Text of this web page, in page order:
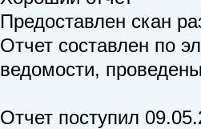
Предоставлен скан
Отчет составлен по
ведомости,
Отчет поступил